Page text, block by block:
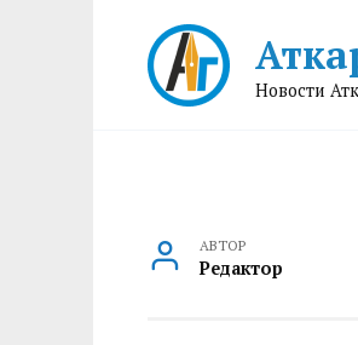
Новости
АВТОР
Редактор